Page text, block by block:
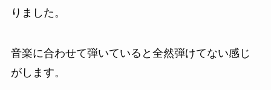
りました。
音楽に合わせて弾いていると全然弾けてない感じ
がします。